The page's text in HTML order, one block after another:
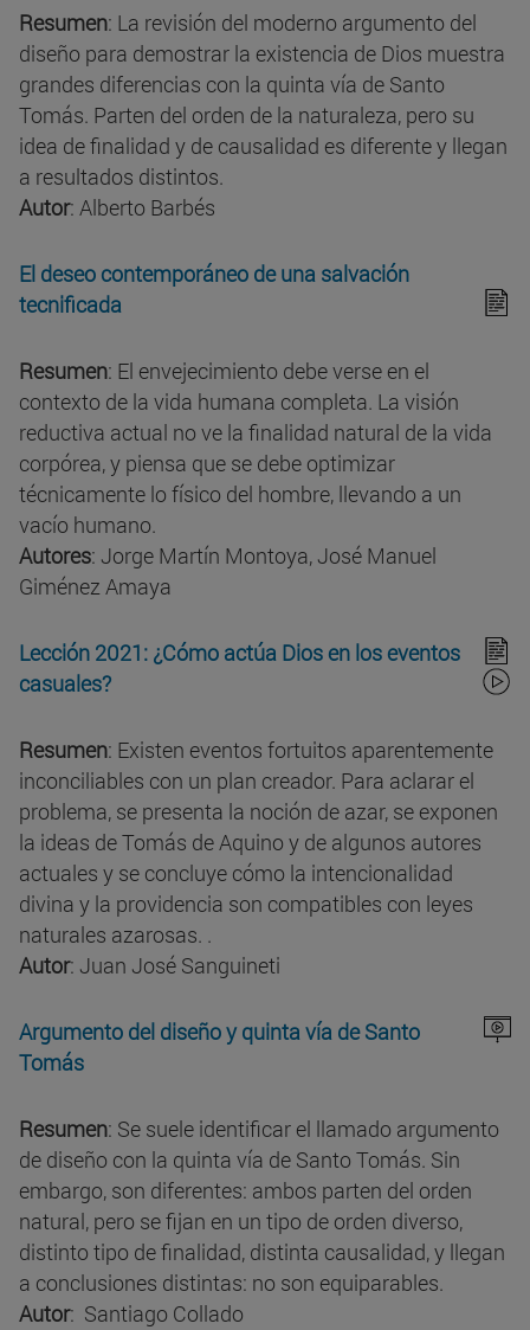
Resumen: La revisión del moderno argumento del
diseño para demostrar la existencia de Dios muestra
grandes diferencias con la quinta vía de Santo
Tomás. Parten del orden de la naturaleza, pero su
idea de finalidad y de causalidad es diferente y llegan
a resultados distintos.
Autor: Alberto Barbés
El deseo contemporáneo de una salvación
tecnificada
Resumen: El envejecimiento debe verse en el
contexto de la vida humana completa. La visión
reductiva actual no ve la finalidad natural de la vida
corpórea, y piensa que se debe optimizar
técnicamente lo físico del hombre, llevando a un
vacío humano.
Autores: Jorge Martín Montoya, José Manuel
Giménez Amaya
Lección 2021: ¿Cómo actúa Dios en los eventos
casuales?
Resumen: Existen eventos fortuitos aparentemente
inconciliables con un plan creador. Para aclarar el
problema, se presenta la noción de azar, se exponen
la ideas de Tomás de Aquino y de algunos autores
actuales y se concluye cómo la intencionalidad
divina y la providencia son compatibles con leyes
naturales azarosas. .
Autor: Juan José Sanguineti
Argumento del diseño y quinta vía de Santo
Tomás
Resumen: Se suele identificar el llamado argumento
de diseño con la quinta vía de Santo Tomás. Sin
embargo, son diferentes: ambos parten del orden
natural, pero se fijan en un tipo de orden diverso,
distinto tipo de finalidad, distinta causalidad, y llegan
a conclusiones distintas: no son equiparables.
Autor: Santiago Collado